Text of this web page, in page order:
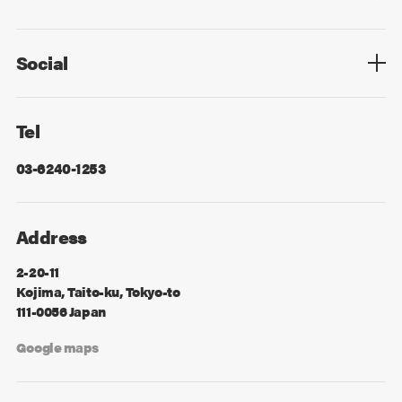
Social
Tel
03-6240-1253
Address
2-20-11
Kojima, Taito-ku, Tokyo-to
111-0056 Japan
Google maps